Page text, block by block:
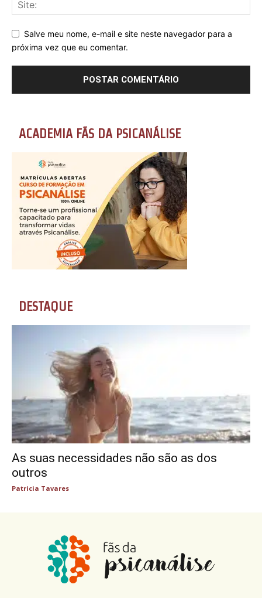
Salve meu nome, e-mail e site neste navegador para a
próxima vez que eu comentar.
ACADEMIA FÃS DA PSICANÁLISE
DESTAQUE
As suas necessidades não são as dos
outros
Patricia Tavares